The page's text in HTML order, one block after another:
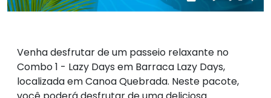
Venha desfrutar de um passeio relaxante no
Combo 1 - Lazy Days em Barraca Lazy Days,
localizada em Canoa Quebrada. Neste pacote,